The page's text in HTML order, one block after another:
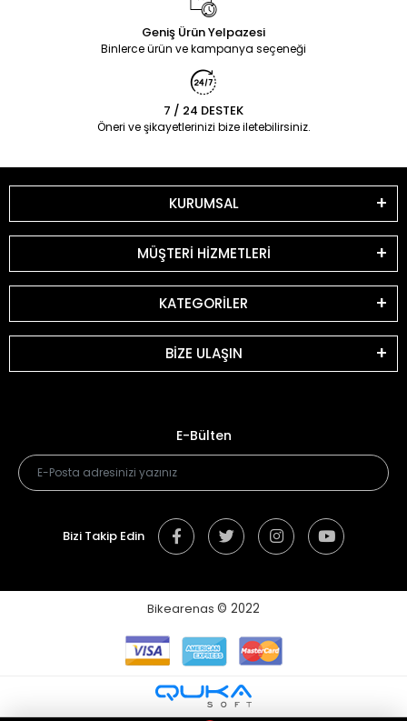
Geniş Ürün Yelpazesi
Binlerce ürün ve kampanya seçeneği
7 / 24 DESTEK
Öneri ve şikayetlerinizi bize iletebilirsiniz.
KURUMSAL
MÜŞTERİ HİZMETLERİ
KATEGORİLER
BİZE ULAŞIN
E-Bülten
Bizi Takip Edin
Bikearenas © 2022